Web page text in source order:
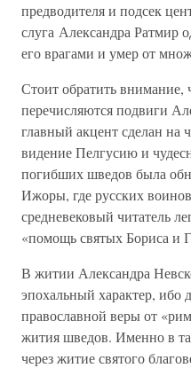
предводителя и подсек
слуга Александра Ратмир
его врагами и умер от
Стоит обратить внимание,
перечисляются подвиги
главный акцент сделан на
видение Пелгусию и
погибших шведов была
Ижоры, где русских
средневековый читатель
«помощь святых Бориса и
В житии Александра
эпохальный характер, ибо
православной веры от
жития шведов. Именно в
через житие святого